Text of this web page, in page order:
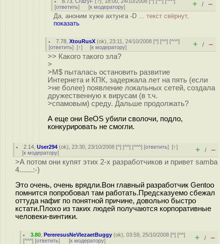
[ответить] [к модератору] + / –
Да, аноним хуже ахтунга -D ... текст свёрнут,
показать
7.78 ,XtouRusX (ok), 23:11, 24/10/2008 [^] [^^] [^^^]
[ответить] [↑] [к модератору] + / –
>> Какого такого зла?
>
>M$ пыталась остановить развитие
Интернета и КПК, задержала лет на пять (если
>не более) появление локальных сетей, создала
дружественную к вирусам (в т.ч.
>спамовым) среду. Дальше продолжать?
А еще они BeOS убили сволочи, подло,
конкурировать не смогли.
2.14 ,User294 (ok), 23:30, 23/10/2008 [^] [^^] [^^^] [ответить][↑]
[к модератору] + / –
>А потом они купят этих 2-х разработчиков и привет samba
4.......:-)
Это очень, очень врядли.Вон главный разработчик Gentoo
помнится попробовал там работать.Предсказуемо сбежал
оттуда нафиг по понятной причине, довольно быстро
кстати.Плохо из таких людей получаются корпоративные
человеки-винтики.
3.80 ,PereresusNeVlezaetBuggy (ok), 03:59, 25/10/2008 [^] [^^]
[^^^] [ответить] [к модератору] + / –